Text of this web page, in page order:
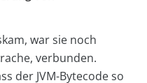
war sie noch
verbunden.
der JVM-Bytecode so